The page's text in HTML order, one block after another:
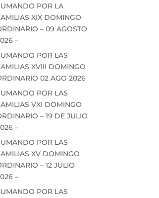
POR LA
XIX DOMINGO
– 09 AGOSTO
–
POR LAS
XVIII DOMINGO
02 AGO 2026
POR LAS
VXI DOMINGO
– 19 DE JULIO
–
POR LAS
XV DOMINGO
– 12 JULIO
–
POR LAS